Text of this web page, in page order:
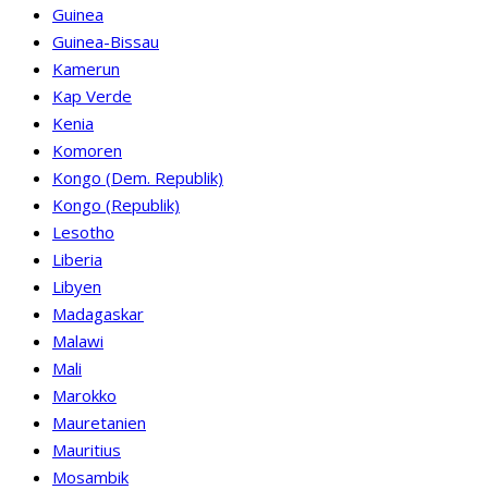
Guinea
Guinea-Bissau
Kamerun
Kap Verde
Kenia
Komoren
Kongo (Dem. Republik)
Kongo (Republik)
Lesotho
Liberia
Libyen
Madagaskar
Malawi
Mali
Marokko
Mauretanien
Mauritius
Mosambik